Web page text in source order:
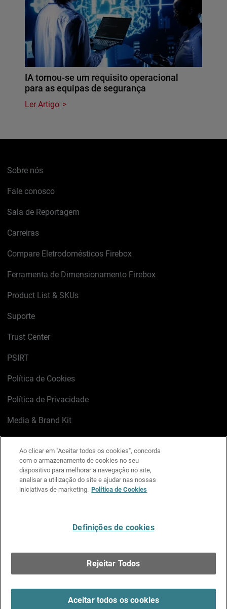
IA tornou-se um requisito operacional
para as equipas de segurança
Ler Artigo
Sobre nós
Fale conosco
Sala de Reportagem
Carreiras
Compare Eletrodomésticos Firebox
Ferramenta de Dimensionamento Firebox
Product List & SKUs
Suporte
Trust Center
PSIRT
Política de Cookies
Política de Privacidade
Media & Brand Kit
LinkedIn
X FacebookInstagram
YouTube
Ao clicar em "Aceitar todos os cookies", concorda
com o armazenamento de cookies no seu
dispositivo para melhorar a navegação no site,
analisar a utilização do site e ajudar nas nossas
iniciativas de marketing. Política de Cookies
Definições de cookies
Rejeitar Todos
Aceitar todos os cookies